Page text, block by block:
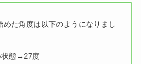
めた角度は以下のようになりまし
状態→27度